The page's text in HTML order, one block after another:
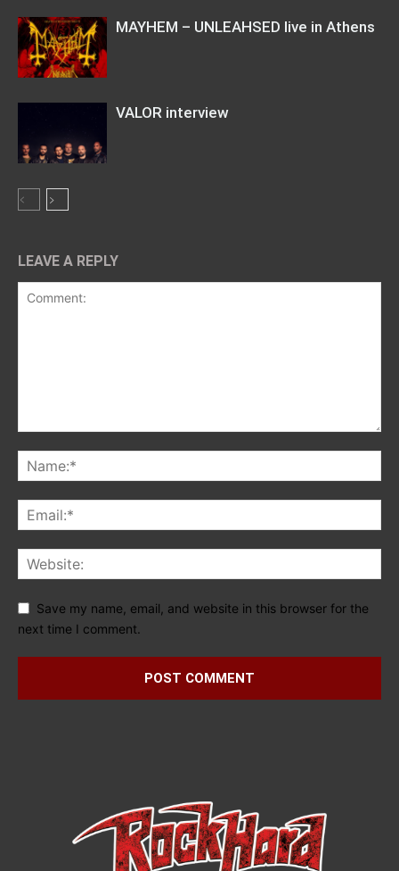
MAYHEM – UNLEAHSED live in Athens
VALOR interview
LEAVE A REPLY
Save my name, email, and website in this browser for the
next time I comment.